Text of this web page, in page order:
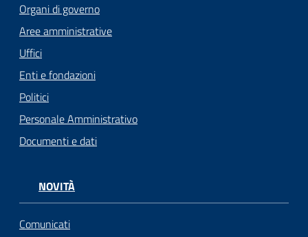
Organi di governo
Aree amministrative
Uffici
Enti e fondazioni
Politici
Personale Amministrativo
Documenti e dati
NOVITÀ
Comunicati